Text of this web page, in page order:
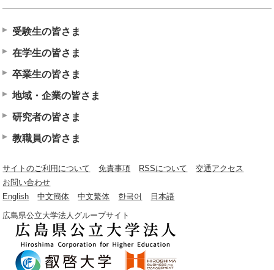
受験生の皆さま
在学生の皆さま
卒業生の皆さま
地域・企業の皆さま
研究者の皆さま
教職員の皆さま
サイトのご利用について 免責事項 RSSについて
交通アクセス
お問い合わせ
English
中文簡体 中文繁体 한국어 日本語
広島県公立大学法人グループサイト